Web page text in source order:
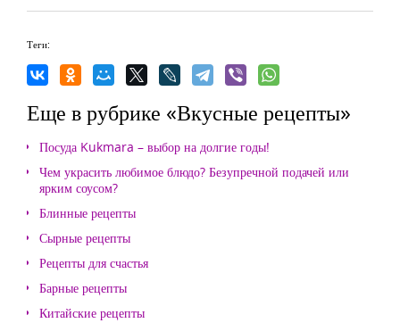
Теги:
Еще в рубрике «Вкусные рецепты»
Посуда Kukmara – выбор на долгие годы!
Чем украсить любимое блюдо? Безупречной подачей или
ярким соусом?
Блинные рецепты
Сырные рецепты
Рецепты для счастья
Барные рецепты
Китайские рецепты